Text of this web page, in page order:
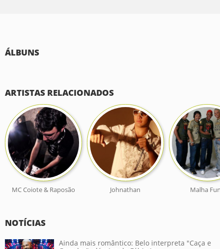
ÁLBUNS
ARTISTAS RELACIONADOS
MC Coiote & Raposão Johnathan Malha
NOTÍCIAS
Ainda mais romântico: Belo interpreta "Caça e